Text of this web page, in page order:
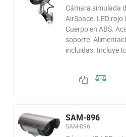
Cámara simulada
AirSpace. LED
Cuerpo en ABS.
soporte.
incluidas. Incluye
SAM-896
SAM-896